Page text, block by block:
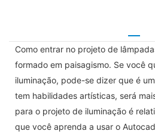
Como entrar no projeto de
formado em paisagismo. Se você
iluminação, pode-se dizer que é
tem habilidades artísticas, será
para o projeto de iluminação é
que você aprenda a usar o